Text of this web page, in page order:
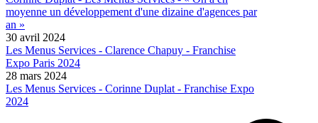
moyenne un développement d'une dizaine d'agences par
an »
30 avril 2024
Les Menus Services - Clarence Chapuy - Franchise
Expo Paris 2024
28 mars 2024
Les Menus Services - Corinne Duplat - Franchise Expo
2024